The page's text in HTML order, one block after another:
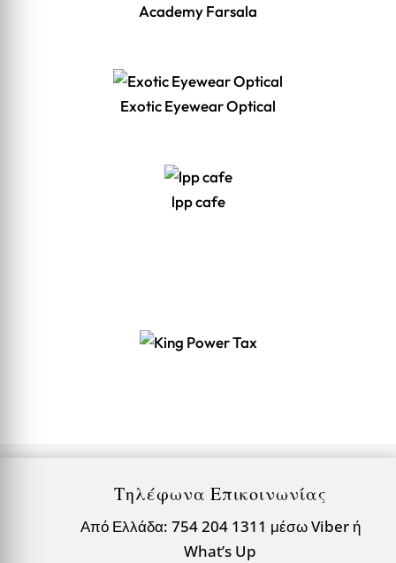
Academy Farsala
Exotic Eyewear Optical
lpp cafe
Τηλέφωνα Επικοινωνίας
Από Ελλάδα: 754 204 1311 μέσω Viber ή
What’s Up